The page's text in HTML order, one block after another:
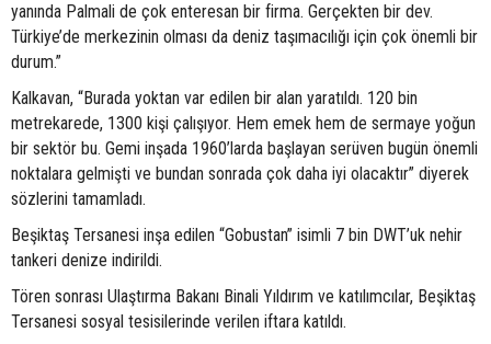
yanında Palmali de çok enteresan bir firma. Gerçekten bir dev.
Türkiye’de merkezinin olması da deniz taşımacılığı için çok önemli bir
durum.”
Kalkavan, “Burada yoktan var edilen bir alan yaratıldı. 120 bin
metrekarede, 1300 kişi çalışıyor. Hem emek hem de sermaye yoğun
bir sektör bu. Gemi inşada 1960’larda başlayan serüven bugün önemli
noktalara gelmişti ve bundan sonrada çok daha iyi olacaktır” diyerek
sözlerini tamamladı.
Beşiktaş Tersanesi inşa edilen “Gobustan” isimli 7 bin DWT’uk nehir
tankeri denize indirildi.
Tören sonrası Ulaştırma Bakanı Binali Yıldırım ve katılımcılar, Beşiktaş
Tersanesi sosyal tesisilerinde verilen iftara katıldı.